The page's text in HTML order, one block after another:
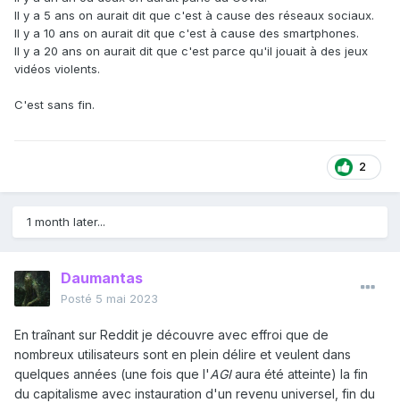
Il y a 5 ans on aurait dit que c'est à cause des réseaux sociaux.
Il y a 10 ans on aurait dit que c'est à cause des smartphones.
Il y a 20 ans on aurait dit que c'est parce qu'il jouait à des jeux
vidéos violents.
C'est sans fin.
2
1 month later...
Daumantas
Posté 5 mai 2023
En traînant sur Reddit je découvre avec effroi que de
nombreux utilisateurs sont en plein délire et veulent dans
quelques années (une fois que l'AGIaura été atteinte) la fin
du capitalisme avec instauration d'un revenu universel, fin du